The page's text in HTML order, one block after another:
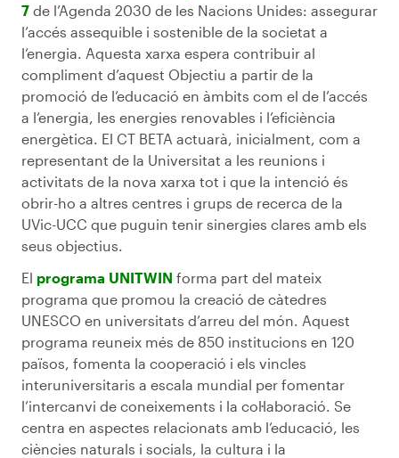
7 de l’Agenda 2030 de les Nacions Unides: assegurar
l’accés assequible i sostenible de la societat a
l’energia. Aquesta xarxa espera contribuir al
compliment d’aquest Objectiu a partir de la
promoció de l’educació en àmbits com el de l’accés
a l’energia, les energies renovables i l’eficiència
energètica. El CT BETA actuarà, inicialment, com a
representant de la Universitat a les reunions i
activitats de la nova xarxa tot i que la intenció és
obrir-ho a altres centres i grups de recerca de la
UVic-UCC que puguin tenir sinergies clares amb els
seus objectius.
El programa UNITWIN forma part del mateix
programa que promou la creació de càtedres
UNESCO en universitats d’arreu del món. Aquest
programa reuneix més de 850 institucions en 120
països, fomenta la cooperació i els vincles
interuniversitaris a escala mundial per fomentar
l’intercanvi de coneixements i la col·laboració. Se
centra en aspectes relacionats amb l’educació, les
ciències naturals i socials, la cultura i la